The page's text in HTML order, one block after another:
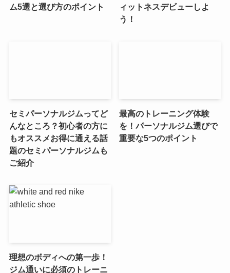
ム5選と選び方のポイント
ィットネスデビューしよ
う！
セミパーソナルジムってど
んなところ？初心者の方に
もオススメお得に通える話
題のセミパーソナルジムも
ご紹介
最高のトレーニング体験
を！パーソナルジム選びで
重要な5つのポイント
理想のボディへの第一歩！
ジム通いに必須のトレーニ